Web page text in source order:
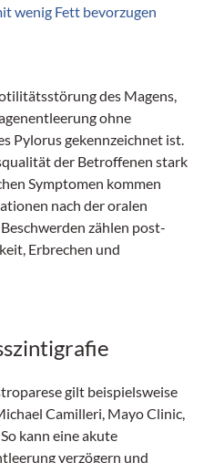
wenig Fett bevorzugen
des Magens,
ohne
Pylorus gekennzeichnet ist.
der Betroffenen stark
Symptomen kommen
nach der oralen
zählen post­
Erbrechen und
gilt beispielsweise
Camilleri, Mayo Clinic,
kann eine akute
verzögern und